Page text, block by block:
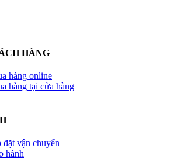
HÀNG
hàng online
hàng tại cửa hàng
đặt vận chuyển
hành